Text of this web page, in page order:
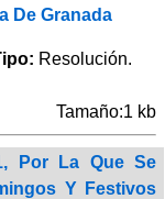
De Granada
Resolución.
Tamaño:1 kb
Por La Que Se
Y Festivos